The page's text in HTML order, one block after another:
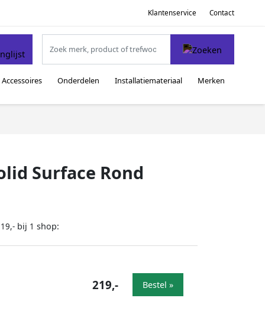
Klantenservice Contact
Accessoires Onderdelen Installatiemateriaal Merken
Surface Rond
bij 1 shop:
219,- Bestel »